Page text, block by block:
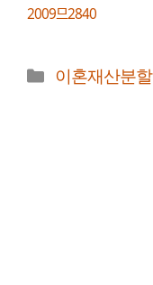
2009므2840
카
이혼재산분할